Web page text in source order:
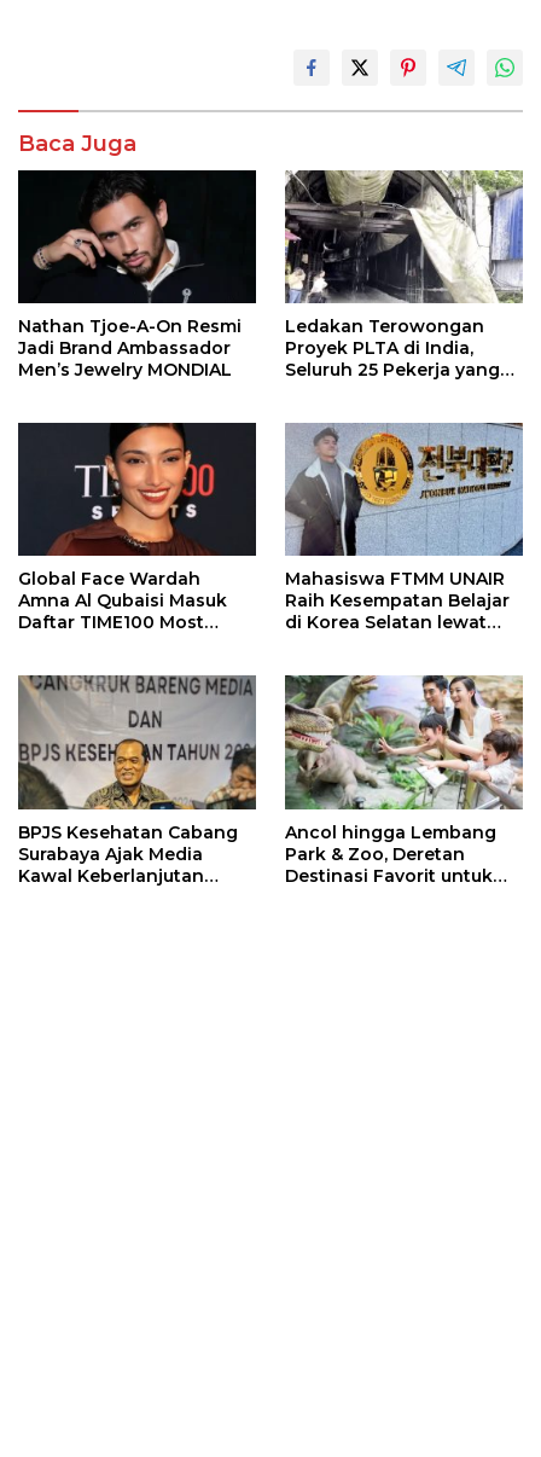
Baca Juga
Nathan Tjoe-A-On Resmi
Jadi Brand Ambassador
Men’s Jewelry MONDIAL
Ledakan Terowongan
Proyek PLTA di India,
Seluruh 25 Pekerja yang
Global Face Wardah
Amna Al Qubaisi Masuk
Daftar TIME100 Most
Mahasiswa FTMM UNAIR
Raih Kesempatan Belajar
di Korea Selatan lewat
BPJS Kesehatan Cabang
Surabaya Ajak Media
Kawal Keberlanjutan
Ancol hingga Lembang
Park & Zoo, Deretan
Destinasi Favorit untuk